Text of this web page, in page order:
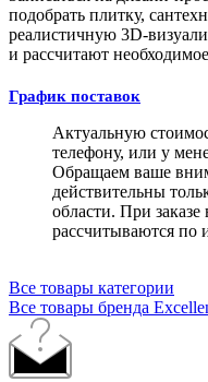
подобрать плитку,
реалистичную 3D-
и рассчитают
График поставок
Актуальную
телефону, или у
Обращаем ваше
действительны
области. При
рассчитываются по
Все товары категории
Все товары бренда